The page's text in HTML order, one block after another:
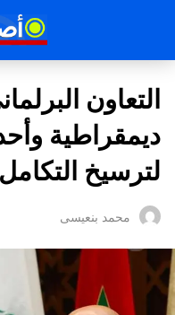
التعاون
ديمقراطية
لترسيخ
محمد بنعيسى